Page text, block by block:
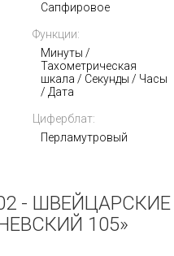
Сапфировое
Функции:
Минуты /
Тахометрическая
шкала / Секунды / Часы
/ Дата
Циферблат:
Перламутровый
3002 -
105»